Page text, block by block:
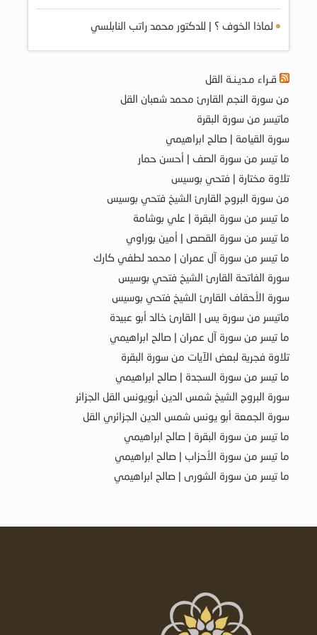
لماذا الخوف ؟ | للدكتور محمد راتب النابلسي
قـراء مـديـنـة القل
من سورة النجم القارئ محمد شعبان القل
ماتيسر من سورة البقرة
سورة القيامة | صالح ابراهيمي
ما تيسر من سورة الصف | أحسن حمار
تلاوة مختارة | فتحي بوسيس
من سورة البروج القارئ الشيخ فتحي بوسيس
ما تيسر من سورة البقرة | علي بوشامة
ما تيسر من سورة القصص | أمين بوراوي
ما تيسر من سورة آل عمران | محمد لطفي كارك
سورة الفاتحة القارئ الشيخ فتحي بوسيس
سورة الأحقاف القارئ الشيخ فتحي بوسيس
ماتيسر من سورة يس | القارئ خالد أبو عبيدة
ما تيسر من سورة آل عمران | صالح ابراهيمي
تلاوة فجرية لبعض الآيات من سورة البقرة
ما تيسر من سورة السجدة | صالح ابراهيمي
سورة البروج الشيخ شمس الدين أبويونس القل الجزائر
سورة الجمعة أبو يونس شمس الدين الجزائري القل
ما تيسر من سورة البقرة | صالح ابراهيمي
ما تيسر من سورة الأحزاب | صالح ابراهيمي
ما تيسر من سورة الشورى | صالح ابراهيمي